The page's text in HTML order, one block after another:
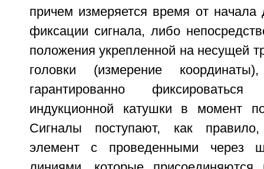
причем измеряется время от
фиксации сигнала, либо
положения укрепленной на несущей
головки (измерение
гарантированно
индукционной катушки в момент
Сигналы поступают, как
элемент с проведенными через